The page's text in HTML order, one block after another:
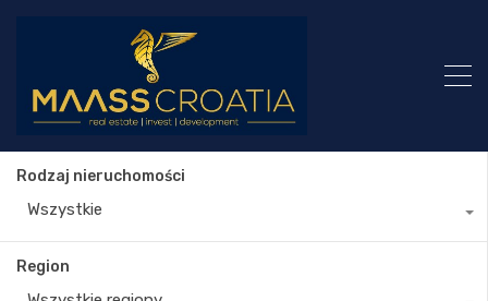
Rodzaj nieruchomości
Wszystkie
Region